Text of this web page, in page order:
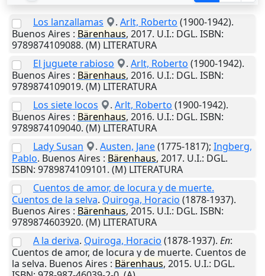
Los lanzallamas . Arlt, Roberto (1900-1942).
Buenos Aires : Bärenhaus, 2017. U.I.: DGL. ISBN:
9789874109088. (M) LITERATURA
El juguete rabioso
. Arlt, Roberto (1900-1942).
Buenos Aires : Bärenhaus, 2016. U.I.: DGL. ISBN:
9789874109019. (M) LITERATURA
Los siete locos
. Arlt, Roberto (1900-1942).
Buenos Aires : Bärenhaus, 2016. U.I.: DGL. ISBN:
9789874109040. (M) LITERATURA
Lady Susan
. Austen, Jane(1775-1817); Ingberg,
Pablo. Buenos Aires : Bärenhaus, 2017. U.I.: DGL.
ISBN: 9789874109101. (M) LITERATURA
Cuentos de amor, de locura y de muerte.
Cuentos de la selva. Quiroga, Horacio (1878-1937).
Buenos Aires : Bärenhaus, 2015. U.I.: DGL. ISBN:
9789874603920. (M) LITERATURA
A la deriva. Quiroga, Horacio (1878-1937). En:
Cuentos de amor, de locura y de muerte. Cuentos de
la selva. Buenos Aires : Bärenhaus, 2015. U.I.: DGL.